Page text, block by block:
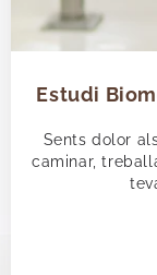
Estudi
Sents dolor
caminar,